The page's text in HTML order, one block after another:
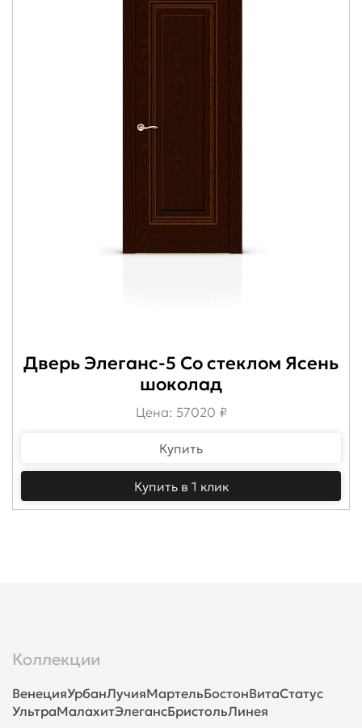
Дверь Элеганс-5 Со стеклом Ясень
шоколад
Цена: 57020 ₽
Купить
Купить в 1 клик
Коллекции
ВенецияУрбанЛучияМартельБостонВитаСтатус
УльтраМалахитЭлегансБристольЛинея